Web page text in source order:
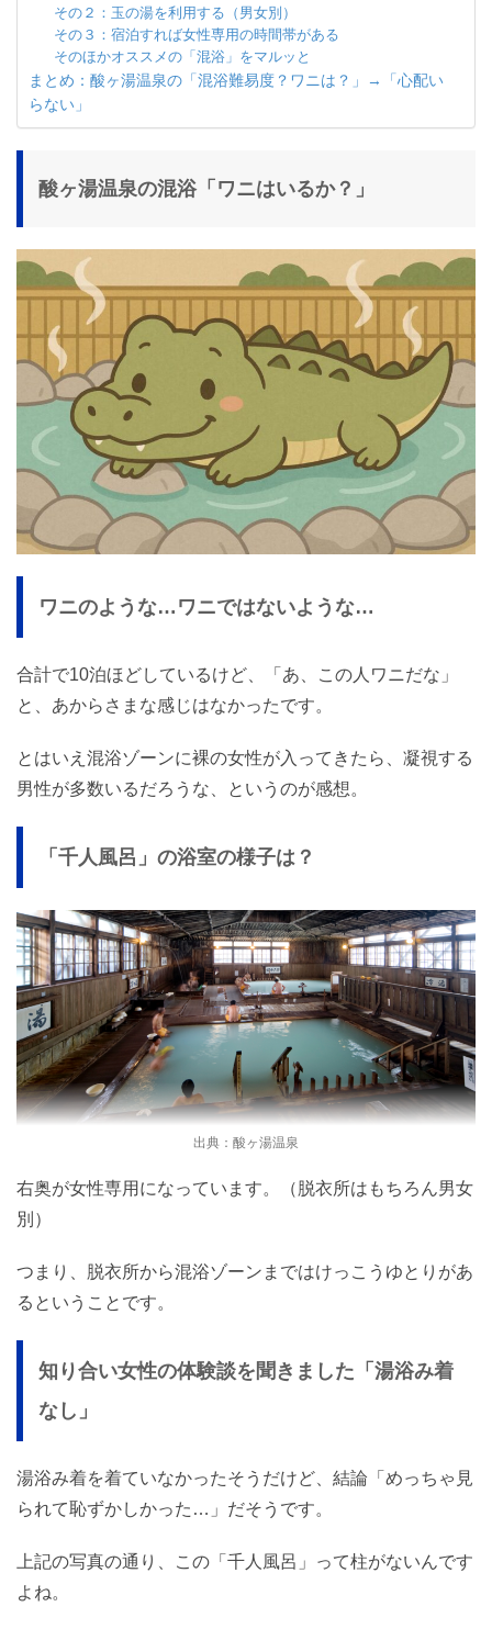
その２：玉の湯を利用する（男女別）
その３：宿泊すれば女性専用の時間帯がある
そのほかオススメの「混浴」をマルッと
まとめ：酸ヶ湯温泉の「混浴難易度？ワニは？」→「心配い
らない」
酸ヶ湯温泉の混浴「ワニはいるか？」
ワニのような…ワニではないような…
合計で10泊ほどしているけど、「あ、この人ワニだな」
と、あからさまな感じはなかったです。
とはいえ混浴ゾーンに裸の女性が入ってきたら、凝視する
男性が多数いるだろうな、というのが感想。
「千人風呂」の浴室の様子は？
出典：酸ヶ湯温泉
右奥が女性専用になっています。（脱衣所はもちろん男女
別）
つまり、脱衣所から混浴ゾーンまではけっこうゆとりがあ
るということです。
知り合い女性の体験談を聞きました「湯浴み着
なし」
湯浴み着を着ていなかったそうだけど、結論「めっちゃ見
られて恥ずかしかった…」だそうです。
上記の写真の通り、この「千人風呂」って柱がないんです
よね。